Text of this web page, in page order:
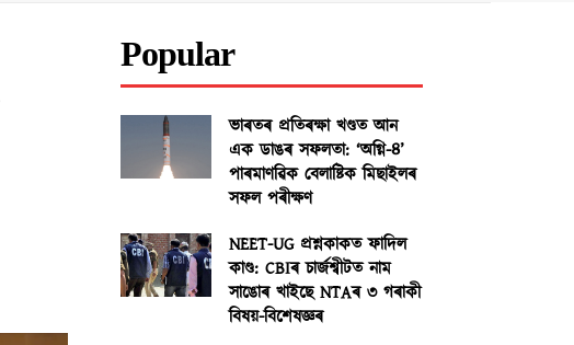
Popular
ভাৰতৰ প্ৰতিৰক্ষা খণ্ডত আন
এক ডাঙৰ সফলতা: ‘অগ্নি-৪’
পাৰমাণৱিক বেলাষ্টিক মিছাইলৰ
সফল পৰীক্ষণ
NEET-UG প্ৰশ্নকাকত ফাদিল
কাণ্ড: CBIৰ চাৰ্জশ্বীটত নাম
সাঙোৰ খাইছে NTAৰ ৩ গৰাকী
বিষয়-বিশেষজ্ঞৰ